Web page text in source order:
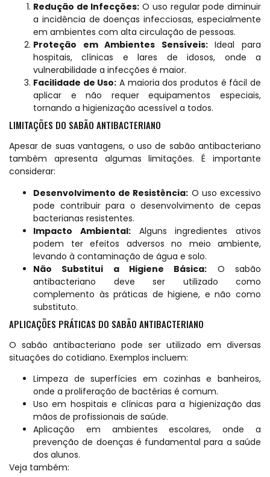
Redução de Infecções: O uso regular pode diminuir
a incidência de doenças infecciosas, especialmente
em ambientes com alta circulação de pessoas.
Proteção em Ambientes Sensíveis:Ideal para
hospitais, clínicas e lares de idosos, onde a
vulnerabilidade a infecções é maior.
Facilidade de Uso: A maioria dos produtos é fácil de
aplicar e não requer equipamentos especiais,
tornando a higienização acessível a todos.
LIMITAÇÕES DO SABÃO ANTIBACTERIANO
Apesar de suas vantagens, o uso de sabão antibacteriano
também apresenta algumas limitações. É importante
considerar:
Desenvolvimento de Resistência: O uso excessivo
pode contribuir para o desenvolvimento de cepas
bacterianas resistentes.
Impacto Ambiental:Alguns ingredientes ativos
podem ter efeitos adversos no meio ambiente,
levando à contaminação de água e solo.
Não Substitui a Higiene Básica: O sabão
antibacteriano deve ser utilizado como
complemento às práticas de higiene, e não como
substituto.
APLICAÇÕES PRÁTICAS DO SABÃO ANTIBACTERIANO
O sabão antibacteriano pode ser utilizado em diversas
situações do cotidiano. Exemplos incluem:
Limpeza de superfícies em cozinhas e banheiros,
onde a proliferação de bactérias é comum.
Uso em hospitais e clínicas para a higienização das
mãos de profissionais de saúde.
Aplicação em ambientes escolares, onde a
prevenção de doenças é fundamental para a saúde
dos alunos.
Veja também: